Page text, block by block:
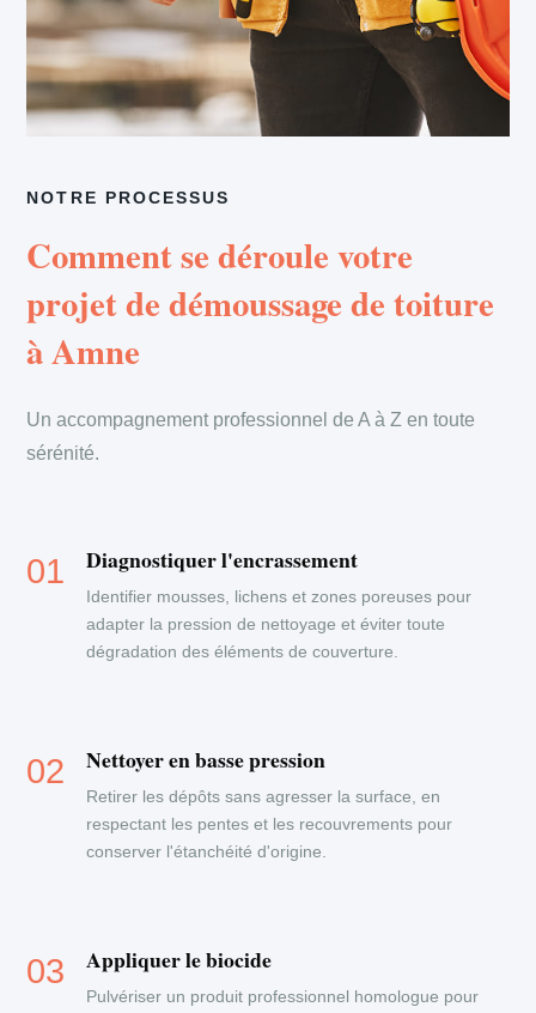
NOTRE PROCESSUS
Comment se déroule votre
projet de démoussage de toiture
à Amne
Un accompagnement professionnel de A à Z en toute
sérénité.
Diagnostiquer l'encrassement
Identifier mousses, lichens et zones poreuses pour
adapter la pression de nettoyage et éviter toute
dégradation des éléments de couverture.
Nettoyer en basse pression
Retirer les dépôts sans agresser la surface, en
respectant les pentes et les recouvrements pour
conserver l'étanchéité d'origine.
Appliquer le biocide
Pulvériser un produit professionnel homologue pour